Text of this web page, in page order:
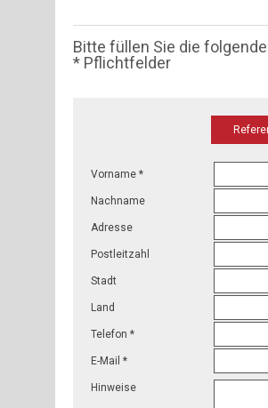
Bitte füllen Sie die
* Pflichtfelder
Vorname *
Nachname
Adresse
Postleitzahl
Stadt
Land
Telefon *
E-Mail *
Hinweise